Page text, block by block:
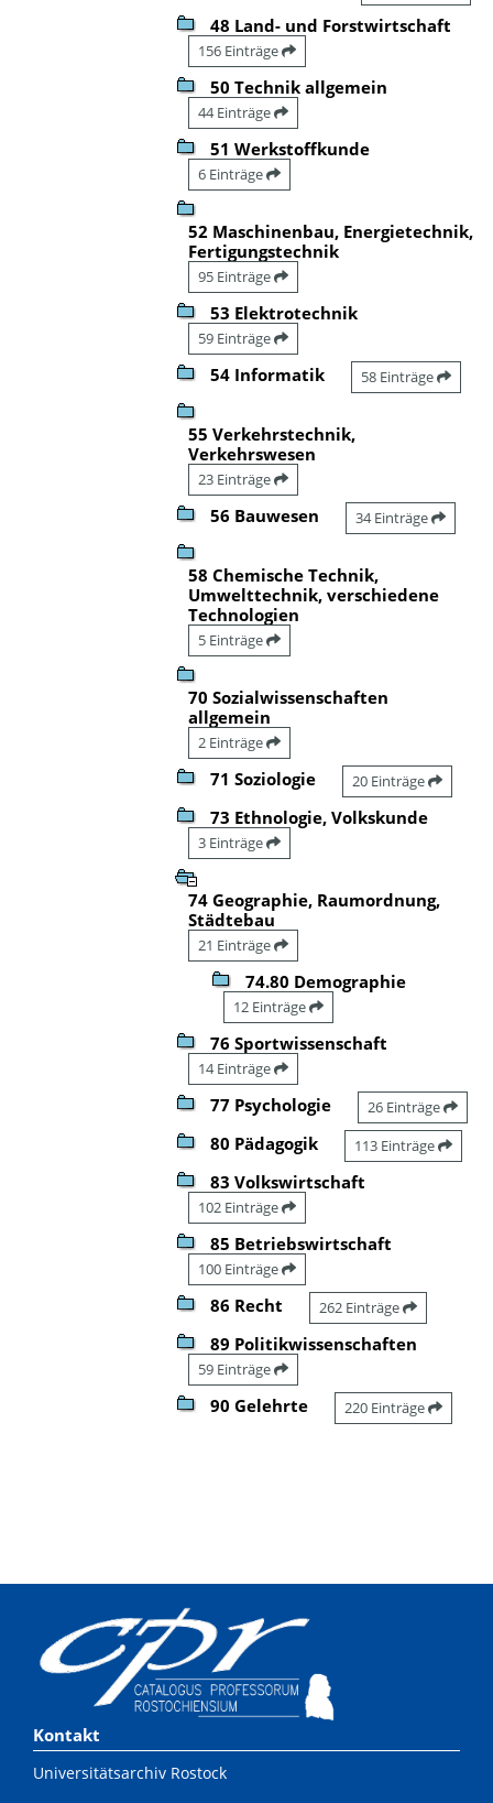
48 Land- und Forstwirtschaft
156 Einträge
50 Technik allgemein
44 Einträge
51 Werkstoffkunde
6 Einträge
52 Maschinenbau, Energietechnik,
Fertigungstechnik
95 Einträge
53 Elektrotechnik
59 Einträge
54 Informatik 58 Einträge
55 Verkehrstechnik,
Verkehrswesen
23 Einträge
56 Bauwesen 34 Einträge
58 Chemische Technik,
Umwelttechnik, verschiedene
Technologien
5 Einträge
70 Sozialwissenschaften
allgemein
2 Einträge
71 Soziologie 20 Einträge
73 Ethnologie, Volkskunde
3 Einträge
74 Geographie, Raumordnung,
Städtebau
21 Einträge
74.80 Demographie
12 Einträge
76 Sportwissenschaft
14 Einträge
77 Psychologie 26 Einträge
80 Pädagogik 113 Einträge
83 Volkswirtschaft
102 Einträge
85 Betriebswirtschaft
100 Einträge
86 Recht 262 Einträge
89 Politikwissenschaften
59 Einträge
90 Gelehrte 220 Einträge
Kontakt
Universitätsarchiv Rostock